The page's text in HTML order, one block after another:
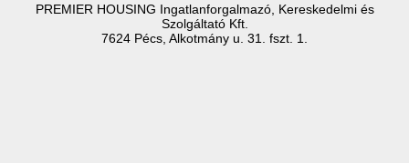
PREMIER HOUSING Ingatlanforgalmazó, Kereskedelmi és
Szolgáltató Kft.
7624 Pécs, Alkotmány u. 31. fszt. 1.